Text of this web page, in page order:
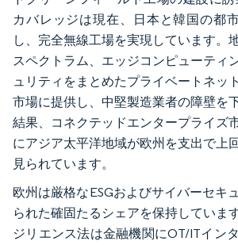
カバレッジは現在、日本と韓国の都
し、完全無線工場を実現しています。
スペクトラム、エッジコンピューティ
ュリティをまとめたプライベートネッ
市場に提供し、中堅製造業者の障壁を
結果、コネクテッドエンタープライズ
にアジア太平洋地域が欧州を支出で上
見られています。
欧州は厳格なESGおよびサイバーセキ
られた確固たるシェアを保持していま
ジリエンス法は金融機関にOT/ITイン